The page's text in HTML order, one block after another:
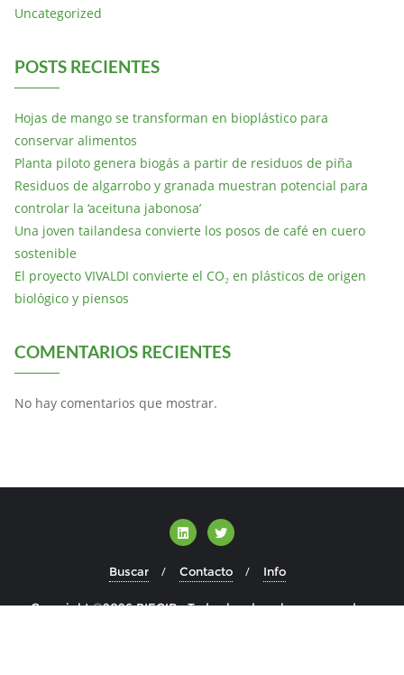
Uncategorized
POSTS RECIENTES
Hojas de mango se transforman en bioplástico para
conservar alimentos
Planta piloto genera biogás a partir de residuos de piña
Residuos de algarrobo y granada muestran potencial para
controlar la ‘aceituna jabonosa’
Una joven tailandesa convierte los posos de café en cuero
sostenible
El proyecto VIVALDI convierte el CO₂ en plásticos de origen
biológico y piensos
COMENTARIOS RECIENTES
No hay comentarios que mostrar.
Buscar Contacto Info
Copyright ©2026 BIECIR . Todos los derechos reservados.